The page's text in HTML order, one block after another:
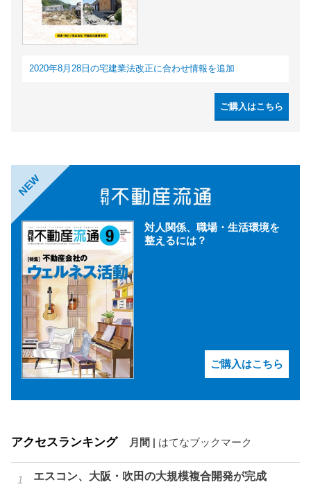
2020年8月28日の宅建業法改正に合わせ情報を追加
ご購入はこちら
NEW
対人関係、職場・生活環境を
整えるには？
ご購入はこちら
アクセスランキング 月間 はてなブックマーク
エスコン、大阪・吹田の大規模複合開発が完成